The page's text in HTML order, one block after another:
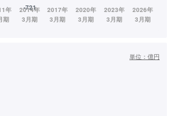
単位： 億円